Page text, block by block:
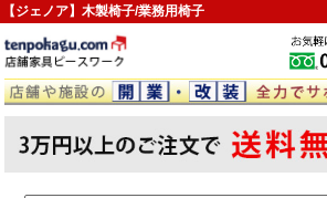
【ジェノア】木製椅子/業務用椅子